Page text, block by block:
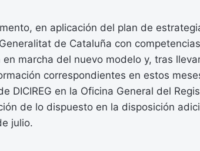
en aplicación del plan de
de Cataluña con
marcha del nuevo modelo y, tras
correspondientes en estos
DICIREG en la Oficina General del
de lo dispuesto en la disposición
julio.